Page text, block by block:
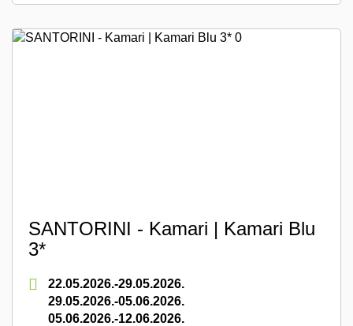
SANTORINI - Kamari | Kamari Blu
3*
22.05.2026.-29.05.2026.
29.05.2026.-05.06.2026.
05.06.2026.-12.06.2026.